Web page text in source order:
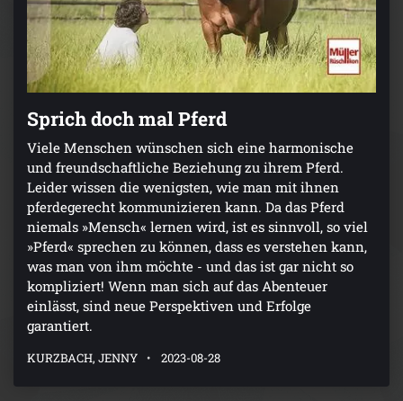
Sprich doch mal Pferd
Viele Menschen wünschen sich eine harmonische
und freundschaftliche Beziehung zu ihrem Pferd.
Leider wissen die wenigsten, wie man mit ihnen
pferdegerecht kommunizieren kann. Da das Pferd
niemals »Mensch« lernen wird, ist es sinnvoll, so viel
»Pferd« sprechen zu können, dass es verstehen kann,
was man von ihm möchte - und das ist gar nicht so
kompliziert! Wenn man sich auf das Abenteuer
einlässt, sind neue Perspektiven und Erfolge
garantiert.
KURZBACH, JENNY 2023-08-28